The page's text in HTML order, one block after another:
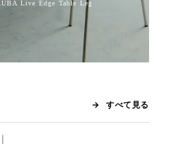
すべて見る